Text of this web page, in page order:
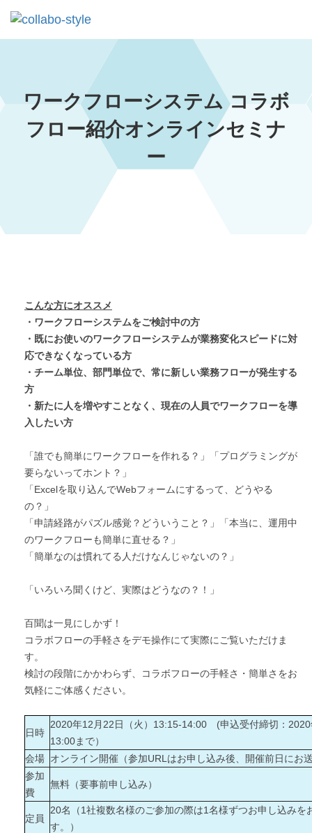
ワークフローシステム コラボ
フロー紹介オンラインセミナ
ー
こんな方にオススメ
・ワークフローシステムをご検討中の方
・既にお使いのワークフローシステムが業務変化スピードに対
応できなくなっている方
・チーム単位、部門単位で、常に新しい業務フローが発生する
方
・新たに人を増やすことなく、現在の人員でワークフローを導
入したい方
「誰でも簡単にワークフローを作れる？」「プログラミングが
要らないってホント？」
「Excelを取り込んでWebフォームにするって、どうやる
の？」
「申請経路がパズル感覚？どういうこと？」「本当に、運用中
のワークフローも簡単に直せる？」
「簡単なのは慣れてる人だけなんじゃないの？」
「いろいろ聞くけど、実際はどうなの？！」
百聞は一見にしかず！
コラボフローの手軽さをデモ操作にて実際にご覧いただけま
す。
検討の段階にかかわらず、コラボフローの手軽さ・簡単さをお
気軽にご体感ください。
日時
2020年12月22日（火）13:15-14:00 (申込受付締切：
13:00まで）
会場 オンライン開催（参加URLはお申し込み後、開催前日にお
参加
費
無料（要事前申し込み）
定員
20名（1社複数名様のご参加の際は1名様ずつお申し込みを
す。）